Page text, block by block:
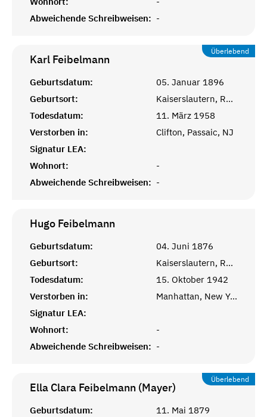
Abweichende Schreibweisen: -
Überlebend
Karl Feibelmann
Geburtsdatum:
05. Januar 1896
Geburtsort:
Kaiserslautern, Rheinprovinz
Todesdatum:
11. März 1958
Verstorben in:
Clifton, Passaic, NJ
Signatur LEA:
Wohnort:
-
Abweichende Schreibweisen: -
Hugo Feibelmann
Geburtsdatum:
04. Juni 1876
Geburtsort:
Kaiserslautern, Rheinprovinz
Todesdatum:
15. Oktober 1942
Verstorben in:
Manhattan, New York, NY
Signatur LEA:
Wohnort:
-
Abweichende Schreibweisen: -
Überlebend
Ella Clara Feibelmann (Mayer)
Geburtsdatum:
11. Mai 1879